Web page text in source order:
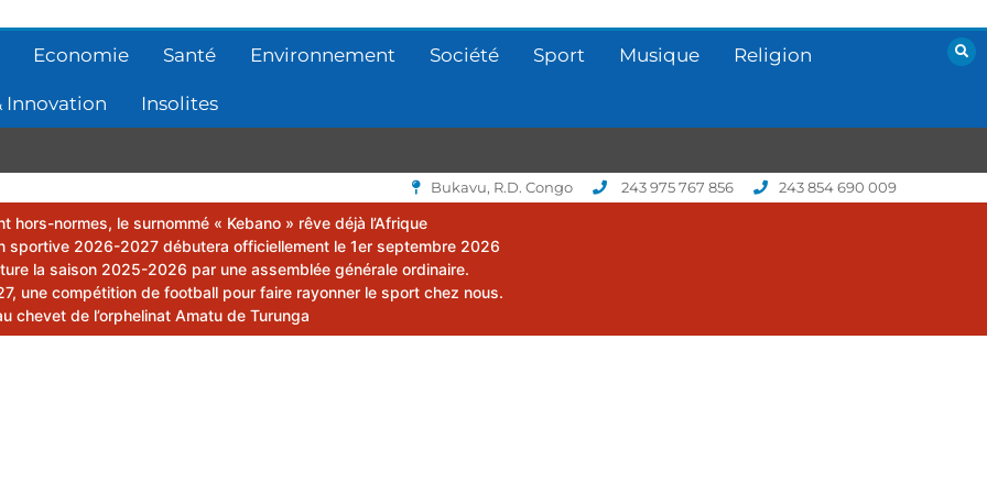
Economie Santé Environnement Société Sport Musique Religion
Innovation Insolites
Bukavu, R.D. Congo 243 975 767 856 243 854 690 009
hors-normes, le surnommé « Kebano » rêve déjà l’Afrique
sportive 2026-2027 débutera officiellement le 1er septembre 2026
la saison 2025-2026 par une assemblée générale ordinaire.
une compétition de football pour faire rayonner le sport chez nous.
chevet de l’orphelinat Amatu de Turunga